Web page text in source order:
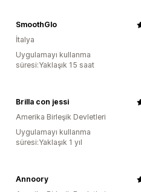
SmoothGlo
İtalya
Uygulamayı kullanma
süresi:Yaklaşık 15 saat
Brilla con jessi
Amerika Birleşik Devletleri
Uygulamayı kullanma
süresi:Yaklaşık 1 yıl
Annoory